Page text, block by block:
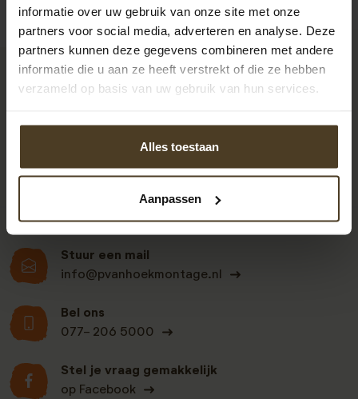
informatie over uw gebruik van onze site met onze
partners voor social media, adverteren en analyse. Deze
partners kunnen deze gegevens combineren met andere
informatie die u aan ze heeft verstrekt of die ze hebben
verzameld op basis van uw gebruik van hun services.
Alles toestaan
Aanpassen
Stuur een mail
info@pvanhoekmontage.nl
Bel ons
077- 206 5000
Stel je vraag gemakkelijk
op Facebook
9
Klanten beoordelen
ons een: 9 uit de 930